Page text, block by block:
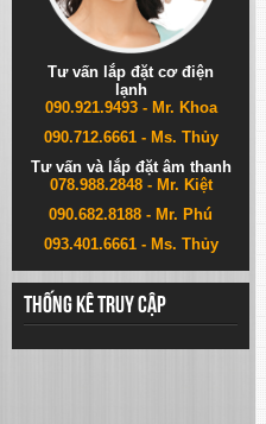
Tư vấn lắp đặt cơ điện
lạnh
090.921.9493 - Mr. Khoa
090.712.6661 - Ms. Thủy
Tư vấn và lắp đặt âm thanh
078.988.2848 - Mr. Kiệt
090.682.8188 - Mr. Phú
093.401.6661 - Ms. Thủy
Thống kê truy cập